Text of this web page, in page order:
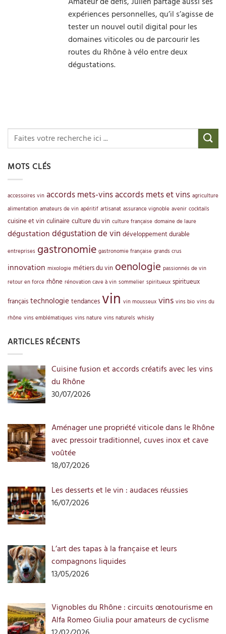
expériences personnelles, qu’il s’agisse de
tester un nouvel outil digital pour les
domaines viticoles ou de parcourir les
routes du Rhône à vélo entre deux
dégustations.
MOTS CLÉS
accessoires vin accords mets-vinsaccords mets et vins agriculture
alimentation amateurs de vin apéritif artisanat assurance vignoble avenir cocktails
cuisine et vin culinaire culture du vin culture française domaine de laure
dégustation dégustation de vin développement durable
entreprises gastronomie gastronomie française grands crus
innovation mixologie métiers du vin oenologie passionnés de vin
retour en force rhône rénovation cave à vin sommelier spiritueux spiritueux
français technologie tendances vin vin mousseux vins vins bio vins du
rhône vins emblématiques vins nature vins naturels whisky
ARTICLES RÉCENTS
Cuisine fusion et accords créatifs avec les vins
du Rhône
30/07/2026
Aménager une propriété viticole dans le Rhône
avec pressoir traditionnel, cuves inox et cave
voûtée
18/07/2026
Les desserts et le vin : audaces réussies
16/07/2026
L’art des tapas à la française et leurs
compagnons liquides
13/05/2026
Vignobles du Rhône : circuits œnotourisme en
Alfa Romeo Giulia pour amateurs de cyclisme